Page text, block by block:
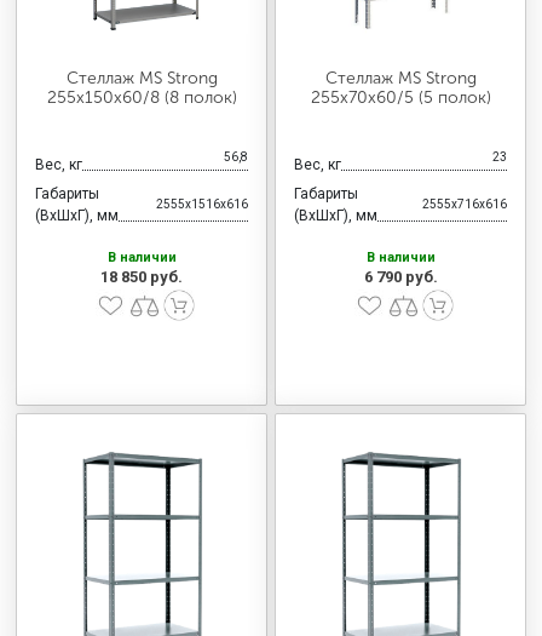
Стеллаж MS Strong
255х150х60/8 (8 полок)
Вес, кг 56,8
Габариты
(ВхШхГ), мм
2555x1516x616
В наличии
18 850 руб.
Стеллаж MS Strong
255х70х60/5 (5 полок)
Вес, кг 23
Габариты
(ВхШхГ), мм
2555x716x616
В наличии
6 790 руб.